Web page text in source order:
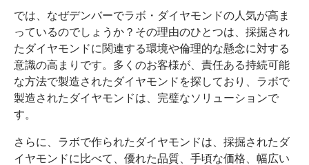
では、なぜデンバーでラボ・ダイヤモンドの人気が高ま
っているのでしょうか？その理由のひとつは、採掘され
たダイヤモンドに関連する環境や倫理的な懸念に対する
意識の高まりです。多くのお客様が、責任ある持続可能
な方法で製造されたダイヤモンドを探しており、ラボで
製造されたダイヤモンドは、完璧なソリューションで
す。
さらに、ラボで作られたダイヤモンドは、採掘されたダ
イヤモンドに比べて、優れた品質、手頃な価格、幅広い